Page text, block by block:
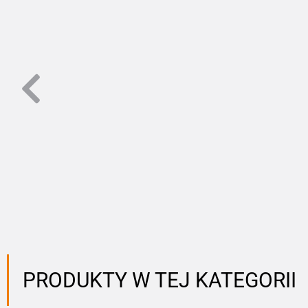
PRODUKTY W TEJ KATEGORII